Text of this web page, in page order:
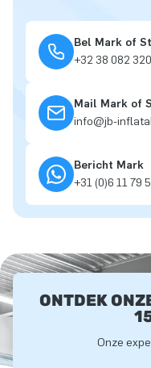
Bel Mark of
+32 38 082 320
Mail Mark of
info@jb-
Bericht Mark
+31 (0)6 11 79
ONTDEK
Onze